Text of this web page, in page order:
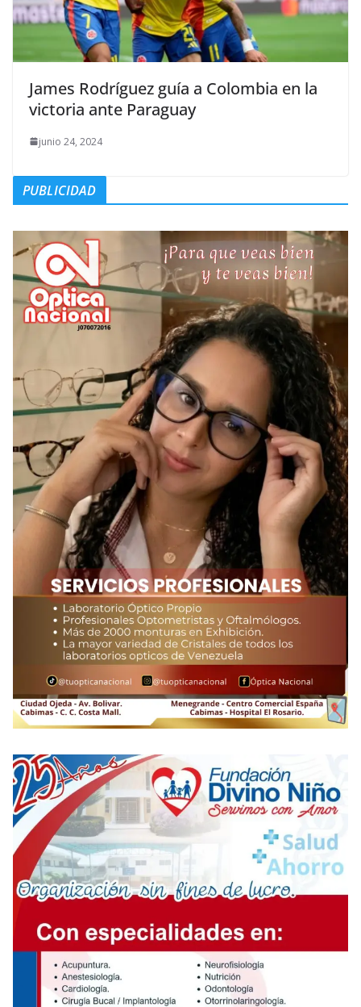
James Rodríguez guía a Colombia en la
victoria ante Paraguay
junio 24, 2024
PUBLICIDAD